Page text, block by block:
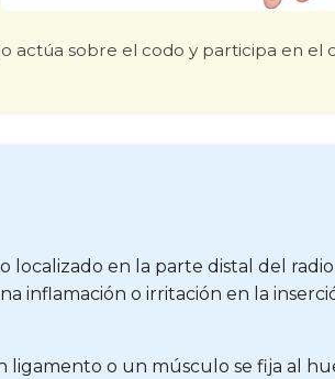
actúa sobre el codo y participa en el
localizado en la parte distal del
inflamación o irritación en la
ligamento o un músculo se fija al